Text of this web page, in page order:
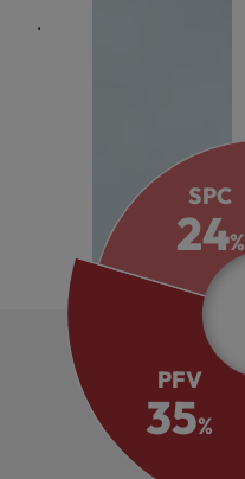
수익창출을 목표로 합니다.
PFV
35%
SPC
24%